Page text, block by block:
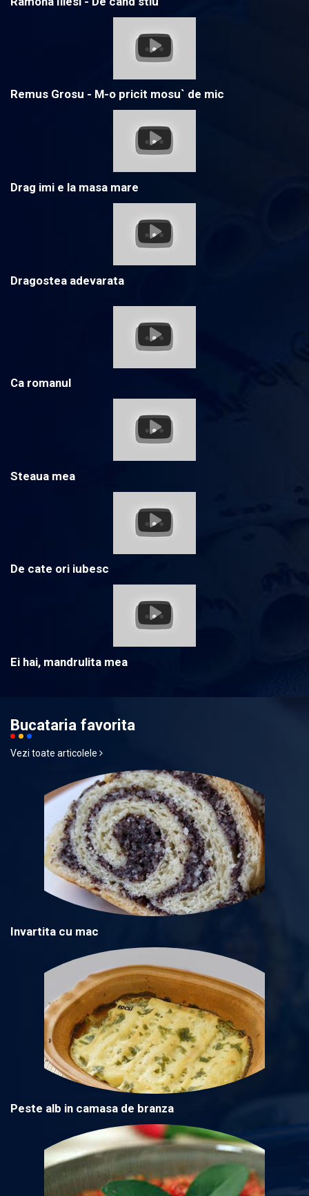
Remus Grosu - M-o pricit mosu` de mic
Drag imi e la masa mare
Dragostea adevarata
Ca romanul
Steaua mea
De cate ori iubesc
Ei hai, mandrulita mea
Bucataria favorita
Vezi toate articolele
Invartita cu mac
Peste alb in camasa de branza